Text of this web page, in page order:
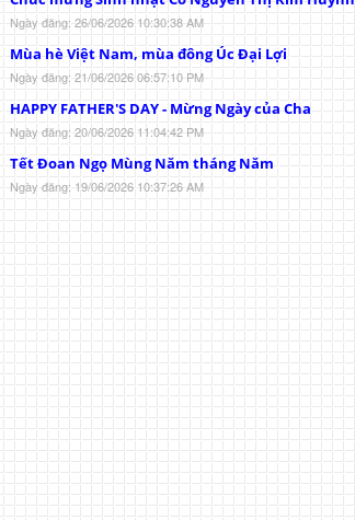
Ngày đăng: 26/06/2026 10:30:38 AM
Mùa hè Việt Nam, mùa đông Úc Đại Lợi
Ngày đăng: 21/06/2026 06:57:10 PM
HAPPY FATHER'S DAY - Mừng Ngày của Cha
Ngày đăng: 20/06/2026 11:04:42 PM
Tết Đoan Ngọ Mùng Năm tháng Năm
Ngày đăng: 19/06/2026 10:37:26 AM